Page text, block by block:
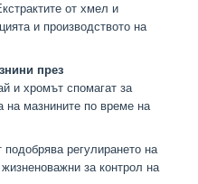
от хмел и
и производството на
през
и хромът спомагат за
на мазнините по време на
подобрява регулирането на
за контрол на